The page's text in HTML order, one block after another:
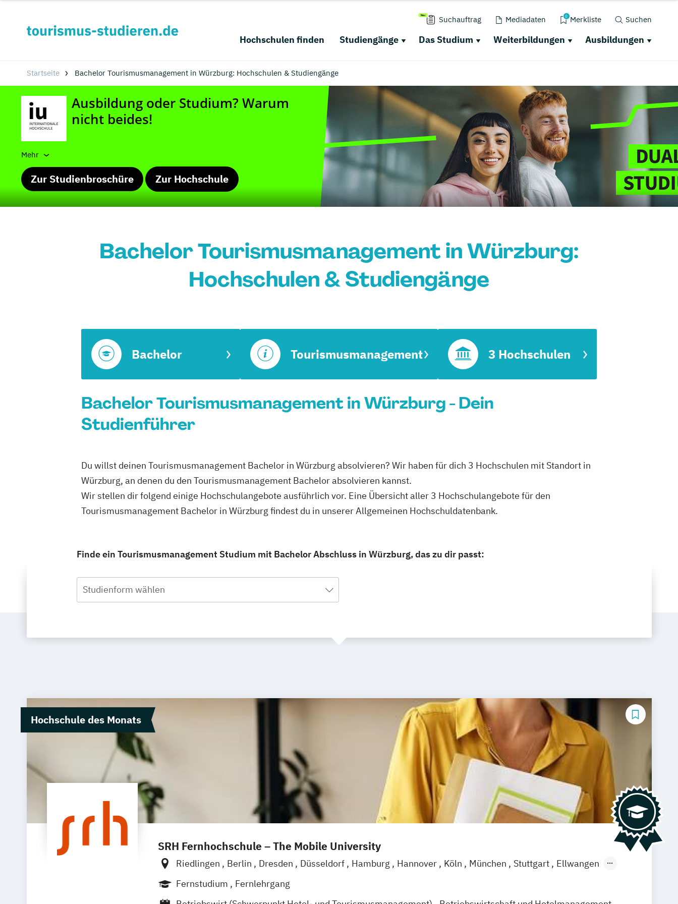
Suchauftrag Mediadaten 0 Merkliste Suchen
Hochschulen finden Studiengänge Das Studium Weiterbildungen Ausbildungen
Startseite Bachelor Tourismusmanagement in Würzburg: Hochschulen & Studiengänge
Mehr
Zur Studienbroschüre Zur Hochschule
Bachelor Tourismusmanagement in Würzburg:
Hochschulen & Studiengänge
Bachelor Tourismusmanagement 3 Hochschulen
Bachelor Tourismusmanagement in Würzburg - Dein
Studienführer
Du willst deinen Tourismusmanagement Bachelor in Würzburg absolvieren? Wir haben für dich 3 Hochschulen mit Standort in
Würzburg, an denen du den Tourismusmanagement Bachelor absolvieren kannst.
Wir stellen dir folgend einige Hochschulangebote ausführlich vor. Eine Übersicht aller 3 Hochschulangebote für den
Tourismusmanagement Bachelor in Würzburg findest du in unserer Allgemeinen Hochschuldatenbank.
Finde ein Tourismusmanagement Studium mit Bachelor Abschluss in Würzburg, das zu dir passt:
Studienform wählen
Hochschule des Monats
SRH Fernhochschule – The Mobile University
Riedlingen Berlin Dresden Düsseldorf Hamburg Hannover Köln München Stuttgart
Ellwangen
Zell
Leipzig Mannheim
Fernstudium
Fernlehrgang